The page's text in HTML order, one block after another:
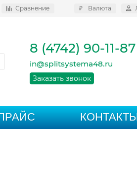
Сравнение ₽ Валюта
8 (4742) 90-11-87
in@splitsystema48.ru
Заказать звонок